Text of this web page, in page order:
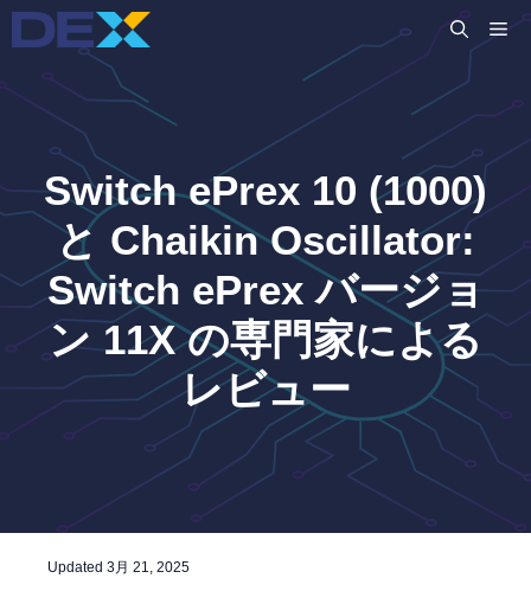
コ
ン
ン
ス
キ
プ
Switch ePrex 10 (1000)
と Chaikin Oscillator:
Switch ePrex バージョ
ン 11X の専門家による
レビュー
Updated 3月 21, 2025